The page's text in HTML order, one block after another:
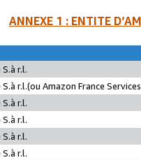
ANNEXE 1 : ENTITE
r.l.
r.l.(ou Amazon France
r.l.
r.l.
r.l.
r.l.